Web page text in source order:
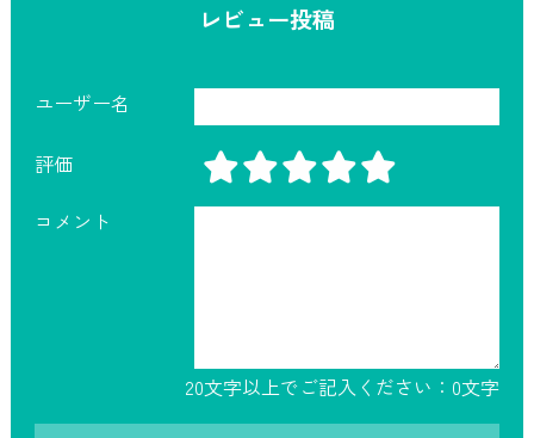
レビュー投稿
ユーザー名
評価
コメント
20文字以上でご記入ください： 0文字